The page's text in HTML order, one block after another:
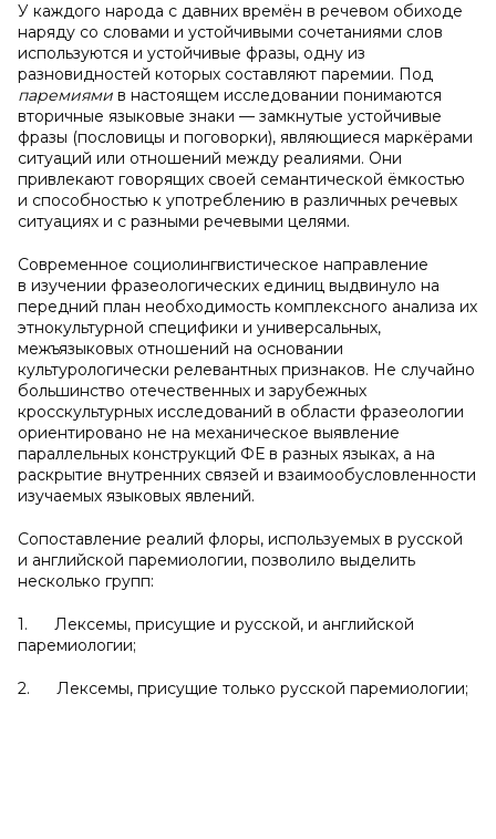
У каждого народа с давних времён в речевом обиходе
наряду со словами и устойчивыми сочетаниями слов
используются и устойчивые фразы, одну из
разновидностей которых составляют паремии. Под
паремиями в настоящем исследовании понимаются
вторичные языковые знаки — замкнутые устойчивые
фразы (пословицы и поговорки), являющиеся маркёрами
ситуаций или отношений между реалиями. Они
привлекают говорящих своей семантической ёмкостью
и способностью к употреблению в различных речевых
ситуациях и с разными речевыми целями.
Современное социолингвистическое направление
в изучении фразеологических единиц выдвинуло на
передний план необходимость комплексного анализа их
этнокультурной специфики и универсальных,
межъязыковых отношений на основании
культурологически релевантных признаков. Не случайно
большинство отечественных и зарубежных
кросскультурных исследований в области фразеологии
ориентировано не на механическое выявление
параллельных конструкций ФЕ в разных языках, а на
раскрытие внутренних связей и взаимообусловленности
изучаемых языковых явлений.
Сопоставление реалий флоры, используемых в русской
и английской паремиологии, позволило выделить
несколько групп:
1. Лексемы, присущие и русской, и английской
паремиологии;
2. Лексемы, присущие только русской паремиологии;